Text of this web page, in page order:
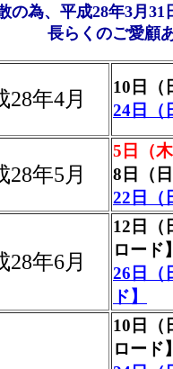
の為、 平成28年3月31
長らくのご愛顧
28年4月
10日（
24日（
28年5月
5日（
8日（
22日（
28年6月
12日
ロード】
26日（
ド】
10日
ロード】